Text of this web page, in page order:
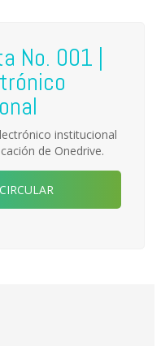
No. 001 |
institucional
de Onedrive.